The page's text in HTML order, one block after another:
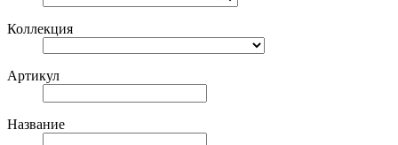
Коллекция
Артикул
Название